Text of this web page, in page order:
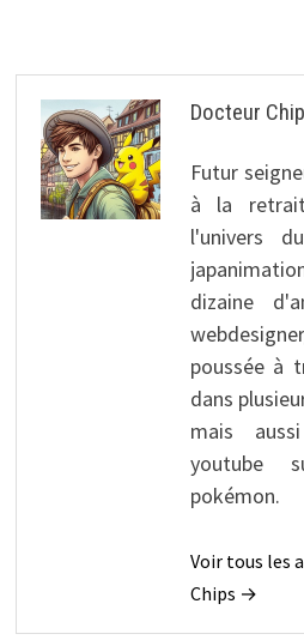
Docteur
Futur
à la
l'univers
dizaine
poussée à
dans
mais
youtube
pokémon.
Voir tous les
Chips →